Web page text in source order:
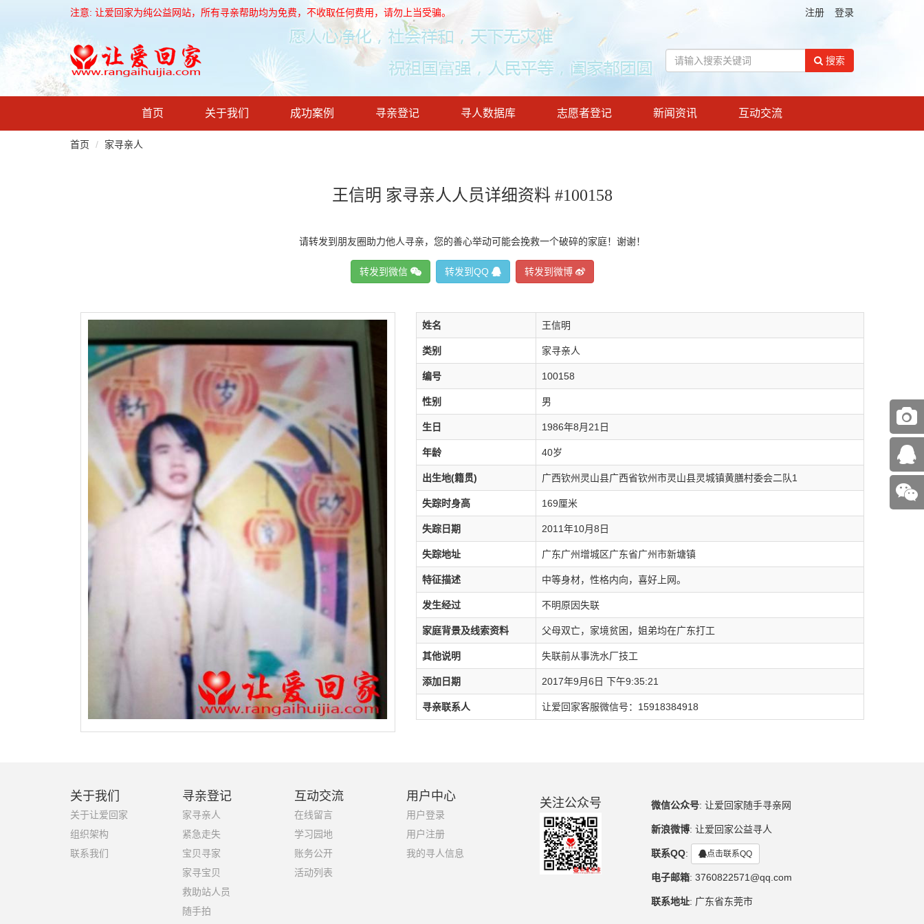
注意: 让爱回家为纯公益网站，所有寻亲帮助均为免费，不收取任何费用，请勿上当受骗。 注册 登录
搜索
首页 关于我们 成功案例 寻亲登记 寻人数据库 志愿者登记 新闻资讯 互动交流
首页 家寻亲人
王信明 家寻亲人人员详细资料 #100158
请转发到朋友圈助力他人寻亲，您的善心举动可能会挽救一个破碎的家庭！谢谢！
转发到微信 转发到QQ 转发到微博
姓名 王信明
类别 家寻亲人
编号 100158
性别 男
生日 1986年8月21日
年龄 40岁
出生地(籍贯) 广西钦州灵山县广西省钦州市灵山县灵城镇黄膳村委会二队1
失踪时身高 169厘米
失踪日期 2011年10月8日
失踪地址 广东广州增城区广东省广州市新塘镇
特征描述 中等身材，性格内向，喜好上网。
发生经过 不明原因失联
家庭背景及线索资料 父母双亡，家境贫困，姐弟均在广东打工
其他说明 失联前从事洗水厂技工
添加日期 2017年9月6日 下午9:35:21
寻亲联系人 让爱回家客服微信号：15918384918
关于我们
关于让爱回家
组织架构
联系我们
寻亲登记
家寻亲人
紧急走失
宝贝寻家
家寻宝贝
救助站人员
随手拍
互动交流
在线留言
学习园地
账务公开
活动列表
用户中心
用户登录
用户注册
我的寻人信息
关注公众号 微信公众号: 让爱回家随手寻亲网
新浪微博: 让爱回家公益寻人
联系QQ: 点击联系QQ
电子邮箱: 3760822571@qq.com
联系地址: 广东省东莞市